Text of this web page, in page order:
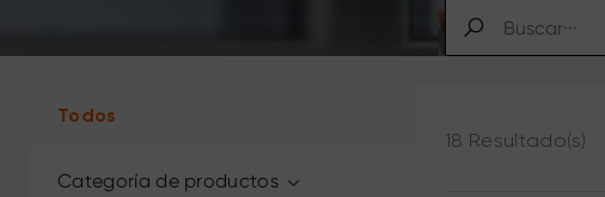
Todos
Categoría de productos
18 Resultado(s)